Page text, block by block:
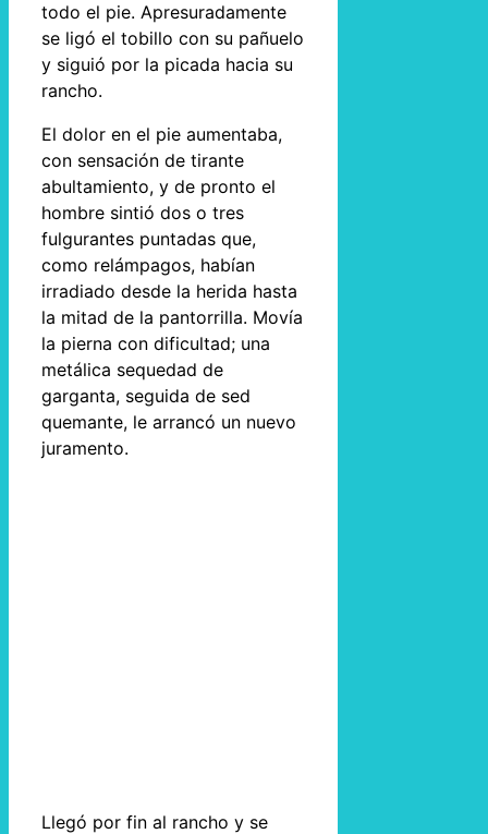
todo el pie. Apresuradamente
se ligó el tobillo con su pañuelo
y siguió por la picada hacia su
rancho.
El dolor en el pie aumentaba,
con sensación de tirante
abultamiento, y de pronto el
hombre sintió dos o tres
fulgurantes puntadas que,
como relámpagos, habían
irradiado desde la herida hasta
la mitad de la pantorrilla. Movía
la pierna con dificultad; una
metálica sequedad de
garganta, seguida de sed
quemante, le arrancó un nuevo
juramento.
Llegó por fin al rancho y se